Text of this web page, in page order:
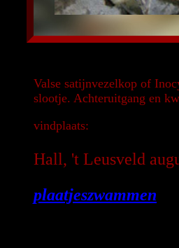
Valse satijnvezelkop of
slootje. Achteruitgang en
vindplaats:
Hall, 't Leusveld
plaatjeszwammen